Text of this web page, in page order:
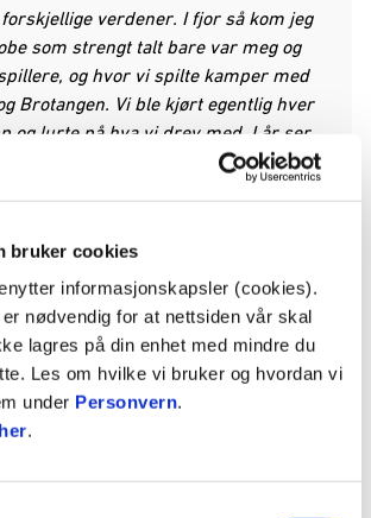
bruker cookies
informasjonskapsler (cookies).
nødvendig for at nettsiden vår skal
lagres på din enhet med mindre du
Les om hvilke vi bruker og hvordan vi
under Personvern.
her.
verdener. I fjor så kom jeg
som strengt talt bare var meg og
og hvor vi spilte kamper med
Brotangen. Vi ble kjørt egentlig hver
og lurte på hva vi drev med. I år ser
fint ut med en stor og fyldig tropp.
et skikkelig fotballag og det er
seriestart, forteller Henrik Udahl.
han ikke savner fysioterapeuten
i treningskampene svarer